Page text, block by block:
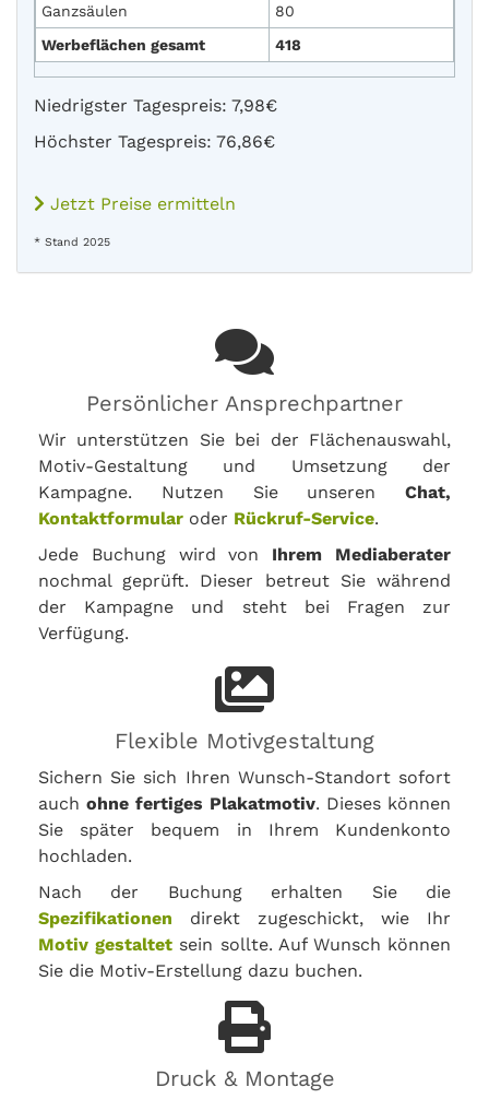
Ganzsäulen
80
Werbeflächen gesamt
418
Niedrigster Tagespreis: 7,98€
Höchster Tagespreis: 76,86€
Jetzt Preise ermitteln
* Stand 2025
Persönlicher Ansprechpartner
Wir unterstützen Sie bei der Flächenauswahl,
Motiv-Gestaltung und Umsetzung der
Kampagne. Nutzen Sie unseren Chat,
Kontaktformular oder Rückruf-Service.
Jede Buchung wird von Ihrem Mediaberater
nochmal geprüft. Dieser betreut Sie während
der Kampagne und steht bei Fragen zur
Verfügung.
Flexible Motivgestaltung
Sichern Sie sich Ihren Wunsch-Standort sofort
auch ohne fertiges Plakatmotiv. Dieses können
Sie später bequem in Ihrem Kundenkonto
hochladen.
Nach der Buchung erhalten Sie die
Spezifikationen direkt zugeschickt, wie Ihr
Motiv gestaltet sein sollte. Auf Wunsch können
Sie die Motiv-Erstellung dazu buchen.
Druck & Montage